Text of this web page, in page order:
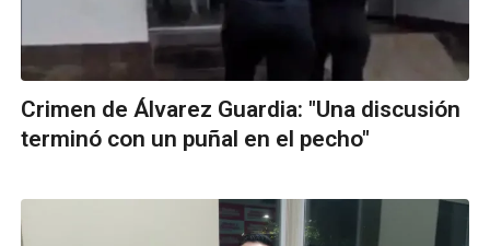
Crimen de Álvarez Guardia: "Una discusión
terminó con un puñal en el pecho"